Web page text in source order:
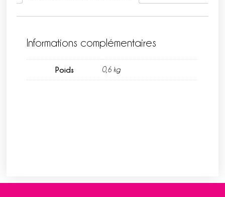
Informations complémentaires
Poids 0,6 kg